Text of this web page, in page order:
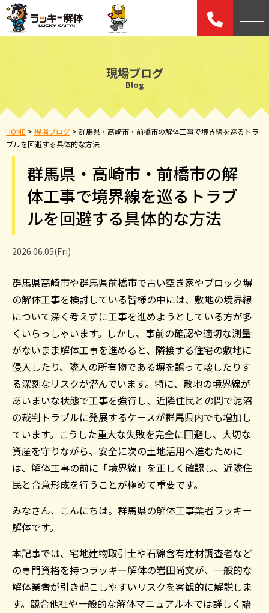
現場ブログ
Blog
HOME > 現場ブログ > 群馬県・高崎市・前橋市の解体工事で境界線を巡るトラ
ブルを回避する具体的な方法
群馬県・高崎市・前橋市の解
体工事で境界線を巡るトラブ
ルを回避する具体的な方法
2026.06.05(Fri)
群馬県高崎市や群馬県前橋市で古い空き家やブロック塀
の解体工事を検討している皆様の中には、敷地の境界線
について深く考えずに工事を進めようとしている方が多
くいらっしゃいます。しかし、事前の確認や適切な測量
がないまま解体工事を進めると、隣接する住宅の敷地に
侵入したり、隣人の所有物である塀を誤って壊したりす
る深刻なリスクが潜んでいます。特に、敷地の境界線が
あいまいな状態で工事を強行し、近隣住民との間で泥沼
の裁判トラブルに発展するケースが群馬県内でも増加し
ています。こうした重大な失敗を完全に回避し、大切な
資産を守りながら、安全に次の土地活用へ進むために
は、解体工事の前に「境界線」を正しく確認し、近隣住
民と合意形成を行うことが極めて重要です。
みなさん、こんにちは。群馬県の解体工事業者ラッキー
解体です。
本記事では、宅地建物取引士や石綿含有建材調査者など
の専門資格を持つラッキー解体の岩田尚文が、一般的な
解体業者が引き起こしやすいリスクを客観的に解説しま
す。競合他社や一般的な解体マニュアル本では詳しく語